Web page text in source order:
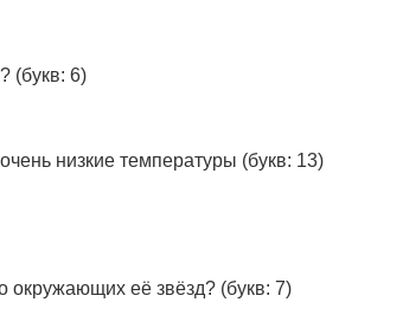
(букв: 6)
низкие температуры (букв: 13)
окружающих её звёзд? (букв: 7)